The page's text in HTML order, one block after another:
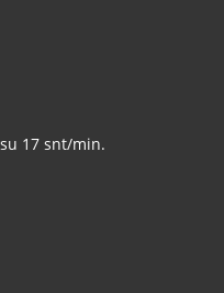
17 snt/min.